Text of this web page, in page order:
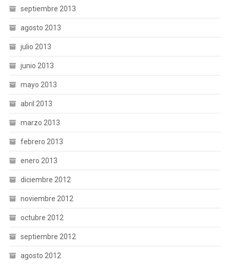
septiembre 2013
agosto 2013
julio 2013
junio 2013
mayo 2013
abril 2013
marzo 2013
febrero 2013
enero 2013
diciembre 2012
noviembre 2012
octubre 2012
septiembre 2012
agosto 2012